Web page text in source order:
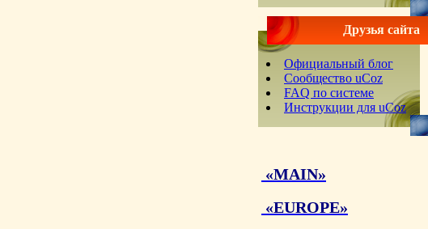
Друзья сайта
Официальный блог
Сообщество uCoz
FAQ по системе
Инструкции для uCoz
«MAIN»
«EUROPE»